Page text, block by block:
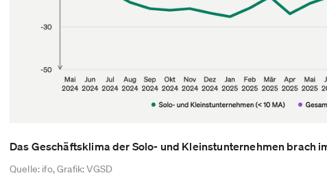
Das Geschäftsklima der Solo- und Kleinstunternehmen brach
Quelle: ifo, Grafik: VGSD